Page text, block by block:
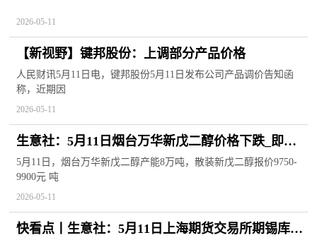
2026-05-11
【新视野】键邦股份：上调部分产品价格
人民财讯5月11日电，键邦股份5月11日发布公司产品调价告知函
称，近期因
2026-05-11
生意社：5月11日烟台万华新戊二醇价格下跌_即时
焦点
5月11日，烟台万华新戊二醇产能8万吨，散装新戊二醇报价9750-
9900元 吨
2026-05-11
快看点丨生意社：5月11日上海期货交易所期锡库存